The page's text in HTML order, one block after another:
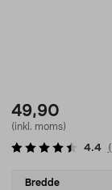
49,90
(inkl. moms)
4.4 (
Select
Bredde